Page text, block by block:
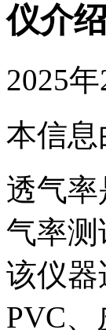
仪介绍
2025
本信
透气
气率
该仪
PVC